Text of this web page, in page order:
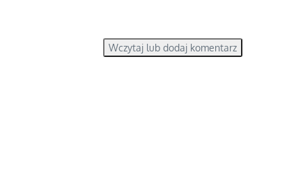
Wczytaj lub dodaj komentarz